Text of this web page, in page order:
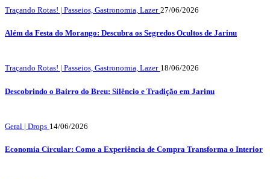
Traçando Rotas! | Passeios, Gastronomia, Lazer 27/06/2026
Além da Festa do Morango: Descubra os Segredos Ocultos de Jarinu
Traçando Rotas! | Passeios, Gastronomia, Lazer 18/06/2026
Descobrindo o Bairro do Breu: Silêncio e Tradição em Jarinu
Geral | Drops 14/06/2026
Economia Circular: Como a Experiência de Compra Transforma o Interior